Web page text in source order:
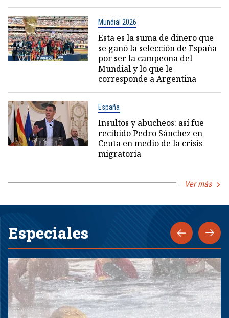
Mundial 2026
Esta es la suma de dinero que
se ganó la selección de España
por ser la campeona del
Mundial y lo que le
corresponde a Argentina
España
Insultos y abucheos: así fue
recibido Pedro Sánchez en
Ceuta en medio de la crisis
migratoria
Ver más
Especiales